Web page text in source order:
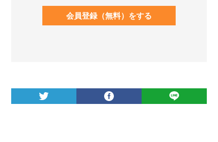
会員登録（無料）をする